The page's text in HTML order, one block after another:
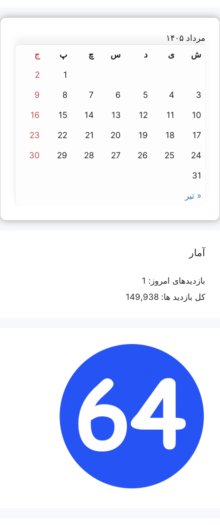
مرداد ۱۴۰۵
ش
ی د س چ پ ج
« تیر
1
2
3
4
5
6
7
8
9
10
11
12
13
14
15
16
17
18
19
20
21
22
23
24
25
26
27
28
29
30
31
آمار
بازدیدهای امروز: 1
کل بازدید ها: 149,938